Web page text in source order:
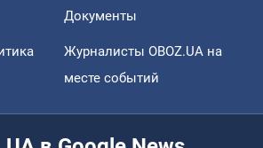
Документы
Журналисты OBOZ.UA на
месте событий